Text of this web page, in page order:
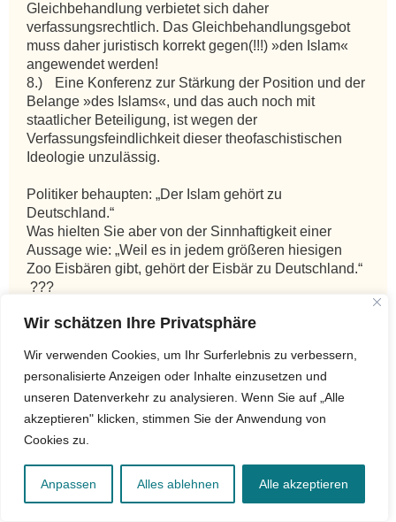
Wir schätzen Ihre Privatsphäre
Wir verwenden Cookies, um Ihr Surferlebnis zu verbessern,
personalisierte Anzeigen oder Inhalte einzusetzen und
unseren Datenverkehr zu analysieren. Wenn Sie auf „Alle
akzeptieren" klicken, stimmen Sie der Anwendung von
Cookies zu.
Anpassen Alles ablehnen Alle akzeptieren